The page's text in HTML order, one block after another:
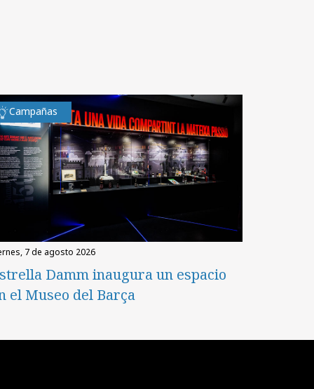
Campañas
7 de agosto 2026
Damm inaugura un espacio
el Museo del Barça